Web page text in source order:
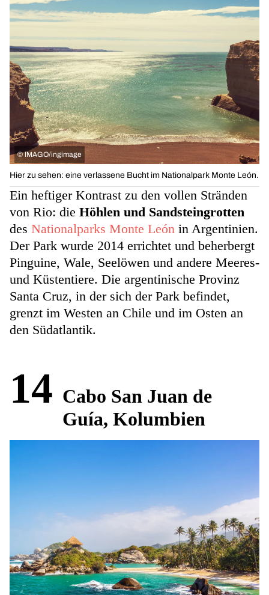
© IMAGO/ingimage
Hier zu sehen: eine verlassene Bucht im Nationalpark Monte León.
Ein heftiger Kontrast zu den vollen Stränden
von Rio: die Höhlen und Sandsteingrotten
des Nationalparks Monte León in Argentinien.
Der Park wurde 2014 errichtet und beherbergt
Pinguine, Wale, Seelöwen und andere Meeres-
und Küstentiere. Die argentinische Provinz
Santa Cruz, in der sich der Park befindet,
grenzt im Westen an Chile und im Osten an
den Südatlantik.
14 Cabo San Juan de
Guía, Kolumbien